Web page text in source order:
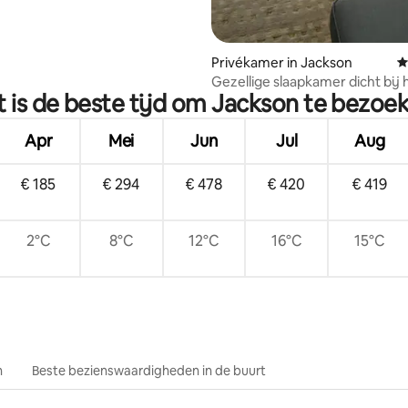
Privékamer in Jackson
Gezellige slaapkamer dicht bij
stadsplein
is de beste tijd om Jackson te
Apr Mei Jun Jul Aug
€ 185 € 294 € 478 € 420 € 419
2°C 8°C 12°C 16°C 15°C
Beste bezienswaardigheden in de buurt